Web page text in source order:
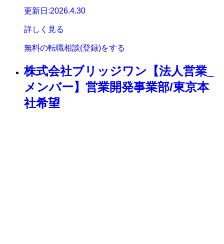
更新日:2026.4.30
詳しく見る
無料の転職相談(登録)をする
株式会社ブリッジワン【法人営業_
メンバー】営業開発事業部/東京本
社希望